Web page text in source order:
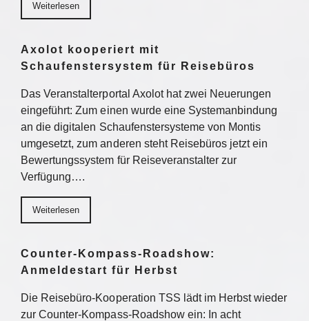
Weiterlesen
Axolot kooperiert mit
Schaufenstersystem für Reisebüros
Das Veranstalterportal Axolot hat zwei Neuerungen
eingeführt: Zum einen wurde eine Systemanbindung
an die digitalen Schaufenstersysteme von Montis
umgesetzt, zum anderen steht Reisebüros jetzt ein
Bewertungssystem für Reiseveranstalter zur
Verfügung….
Weiterlesen
Counter-Kompass-Roadshow:
Anmeldestart für Herbst
Die Reisebüro-Kooperation TSS lädt im Herbst wieder
zur Counter-Kompass-Roadshow ein: In acht